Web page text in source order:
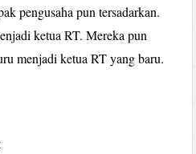
pengusaha pun tersadarkan.
ketua RT. Mereka pun
menjadi ketua RT yang baru.